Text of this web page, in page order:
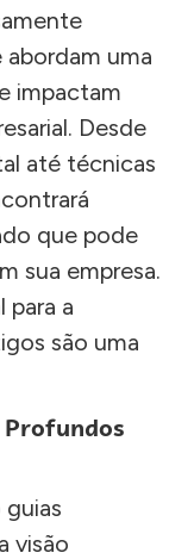
abordam uma
impactam
Desde
até técnicas
que pode
sua empresa.
para a
são uma
Profundos
guias
visão